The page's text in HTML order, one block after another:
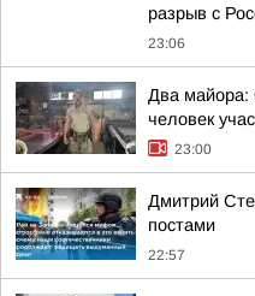
разрыв с
23:06
Два майора:
человек
23:00
Дмитрий
постами
22:57